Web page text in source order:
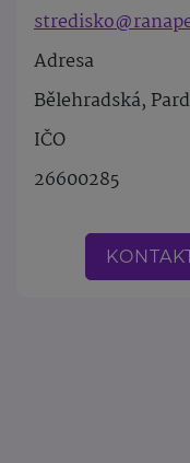
Adresa
Bělehradská,
IČO
26600285